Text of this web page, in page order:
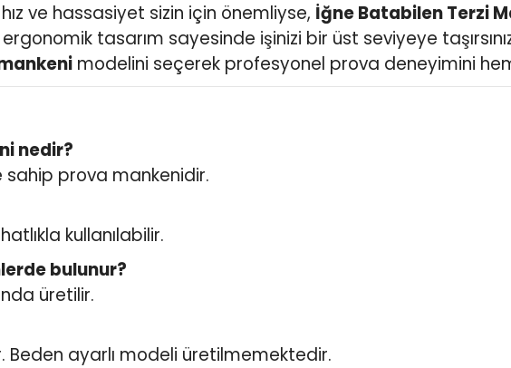
ve hassasiyet sizin için önemliyse, İğne Batabilen Terzi
tasarım sayesinde işinizi bir üst seviyeye
modelini seçerek profesyonel prova deneyimini
nedir?
sahip prova mankenidir.
kullanılabilir.
bulunur?
üretilir.
Beden ayarlı modeli üretilmemektedir.